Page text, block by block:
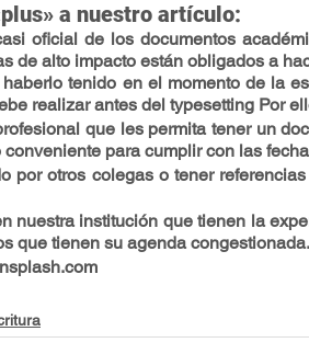
a nuestro artículo:
oficial de los documentos
de alto impacto están obligados a
tenido en el momento de la
realizar antes del typesetting Por
que les permita tener un
para cumplir con las
por otros colegas o tener
nuestra institución que tienen la
que tienen su agenda congestionada.